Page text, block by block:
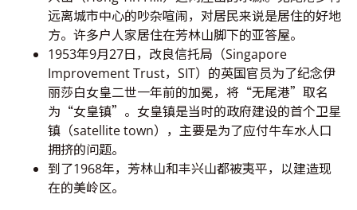
远离城市中心的吵杂喧闹，对居民来说是居住的好地
方。许多户人家居住在芳林山脚下的亚答屋。
1953年9月27日，改良信托局（Singapore
Improvement Trust，SIT）的英国官员为了纪念伊
丽莎白女皇二世一年前的加冕，将“无尾港”取名
为“女皇镇”。女皇镇是当时的政府建设的首个卫星
镇（satellite town），主要是为了应付牛车水人口
拥挤的问题。
到了1968年，芳林山和丰兴山都被夷平，以建造现
在的美岭区。